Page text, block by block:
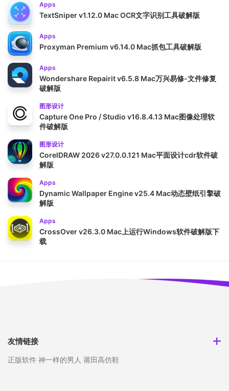
Apps
TextSniper v1.12.0 Mac OCR文字识别工具破解版
Apps
Proxyman Premium v6.14.0 Mac抓包工具破解版
Apps
Wondershare Repairit v6.5.8 Mac万兴易修-文件修复
破解版
图形设计
Capture One Pro / Studio v16.8.4.13 Mac图像处理软
件破解版
图形设计
CorelDRAW 2026 v27.0.0.121 Mac平面设计cdr软件破
解版
Apps
Dynamic Wallpaper Engine v25.4 Mac动态壁纸引擎破
解版
Apps
CrossOver v26.3.0 Mac上运行Windows软件破解版下
载
友情链接
正版软件 神一样的男人 莆田高仿鞋